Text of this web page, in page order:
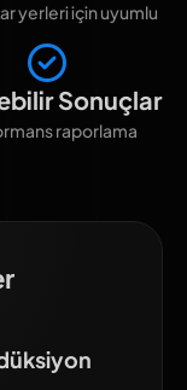
yerleri için uyumlu
Sonuçlar
raporlama